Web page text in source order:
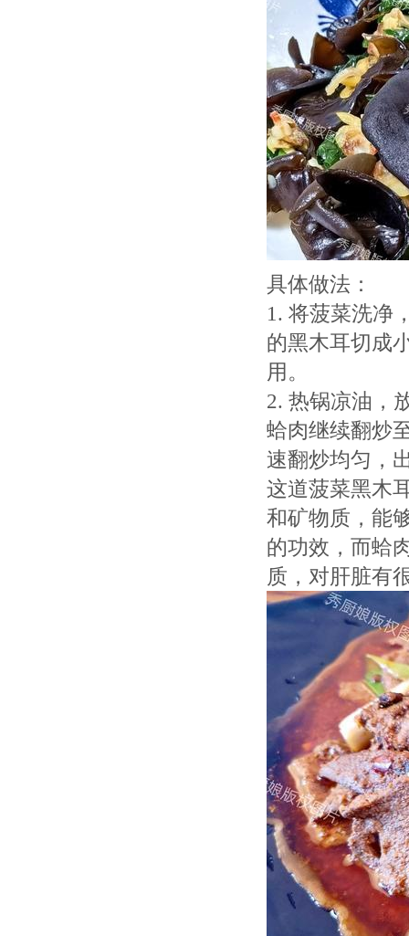
具体做法：
1. 将菠菜洗净
的黑木耳切成
用。
2. 热锅凉油，
蛤肉继续翻炒
速翻炒均匀，
这道菠菜黑木
和矿物质，能
的功效，而蛤
质，对肝脏有